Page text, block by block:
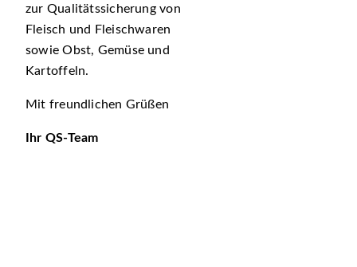
zur Qualitätssicherung von
Fleisch und Fleischwaren
sowie Obst, Gemüse und
Kartoffeln.
Mit freundlichen Grüßen
Ihr QS-Team